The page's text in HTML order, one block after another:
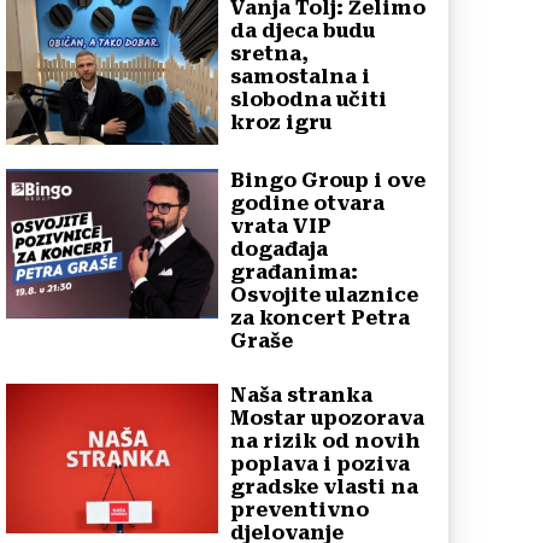
Vanja Tolj: Želimo
da djeca budu
sretna,
samostalna i
slobodna učiti
kroz igru
Bingo Group i ove
godine otvara
vrata VIP
događaja
građanima:
Osvojite ulaznice
za koncert Petra
Graše
Naša stranka
Mostar upozorava
na rizik od novih
poplava i poziva
gradske vlasti na
preventivno
djelovanje